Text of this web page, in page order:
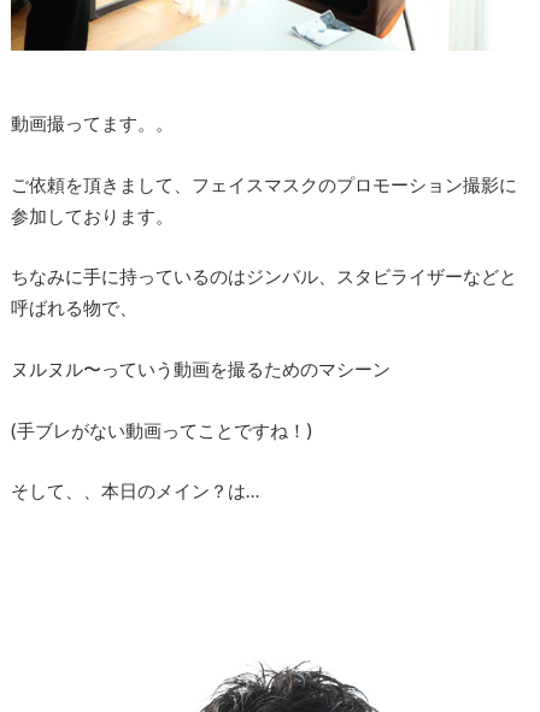
動画撮ってます。。
ご依頼を頂きまして、フェイスマスクのプロモーション撮影に
参加しております。
ちなみに手に持っているのはジンバル、スタビライザーなどと
呼ばれる物で、
ヌルヌル〜っていう動画を撮るためのマシーン
(手ブレがない動画ってことですね！)
そして、、本日のメイン？は…